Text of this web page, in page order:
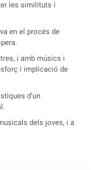
les similituts i
en el procés de
i amb músics i
i implicació de
d'un
dels joves, i a